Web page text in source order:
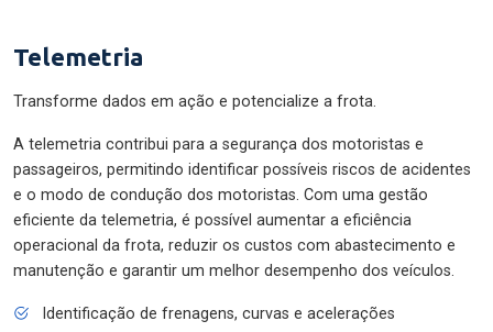
Telemetria
Transforme dados em ação e potencialize a frota.
A telemetria contribui para a segurança dos motoristas e
passageiros, permitindo identificar possíveis riscos de acidentes
e o modo de condução dos motoristas. Com uma gestão
eficiente da telemetria, é possível aumentar a eficiência
operacional da frota, reduzir os custos com abastecimento e
manutenção e garantir um melhor desempenho dos veículos.
Identificação de frenagens, curvas e acelerações